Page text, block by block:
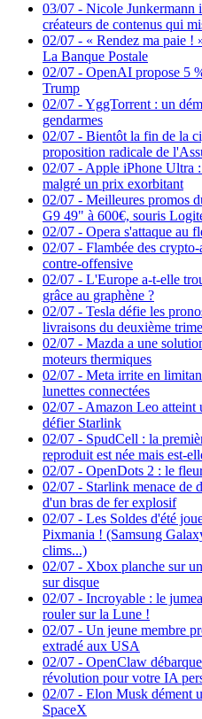
03/07 - Nicole Junkermann
créateurs de contenus qui
02/07 - « Rendez ma paie !
La Banque Postale
02/07 - OpenAI propose 5
Trump
02/07 -YggTorrent : un
gendarmes
02/07 - Bientôt la fin de la
proposition radicale de
02/07 - Apple iPhone Ultra
malgré un prix exorbitant
02/07 - Meilleures promos
G9 49" à 600€, souris
02/07 - Opera s'attaque au
02/07 - Flambée des
contre-offensive
02/07 - L'Europe a-t-elle
grâce au graphène ?
02/07 - Tesla défie les
livraisons du deuxième
02/07 - Mazda a une
moteurs thermiques
02/07 - Meta irrite en
lunettes connectées
02/07 - Amazon Leo atteint
défier Starlink
02/07 - SpudCell : la
reproduit est née mais est-
02/07 - OpenDots 2 : le
02/07 - Starlink menace de
d'un bras de fer explosif
02/07 - Les Soldes d'été
Pixmania ! (Samsung
clims...)
02/07 - Xbox planche sur
sur disque
02/07 - Incroyable : le
rouler sur la Lune !
02/07 - Un jeune membre
extradé aux USA
02/07 - OpenClaw
révolution pour votre IA
02/07 - Elon Musk dément
SpaceX